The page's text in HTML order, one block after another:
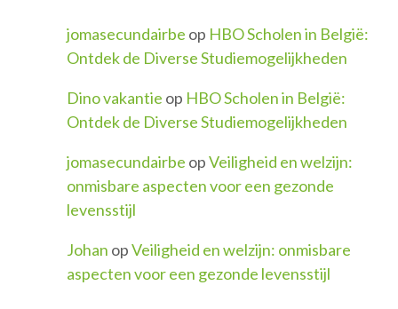
jomasecundairbe op HBO Scholen in België:
Ontdek de Diverse Studiemogelijkheden
Dino vakantie op HBO Scholen in België:
Ontdek de Diverse Studiemogelijkheden
jomasecundairbe opVeiligheid en welzijn:
onmisbare aspecten voor een gezonde
levensstijl
Johan opVeiligheid en welzijn: onmisbare
aspecten voor een gezonde levensstijl